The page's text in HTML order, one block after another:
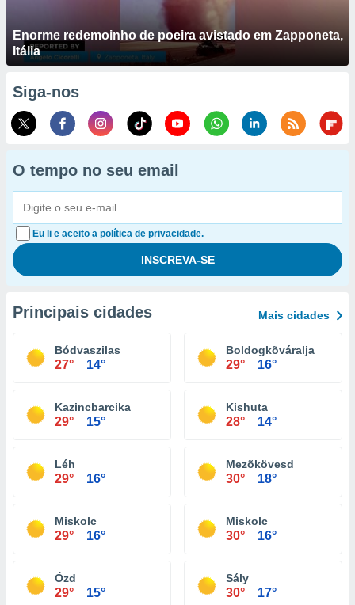
Enorme redemoinho de poeira avistado em Zapponeta,
Itália
Siga-nos
O tempo no seu email
Eu li e aceito a política de privacidade.
Principais cidades Mais cidades
Bódvaszilas
27° 14°
Boldogkõváralja
29° 16°
Kazincbarcika
29° 15°
Kishuta
28° 14°
Léh
29° 16°
Mezõkövesd
30° 18°
Miskolc
29° 16°
Miskolc
30° 16°
Ózd
29° 15°
Sály
30° 17°